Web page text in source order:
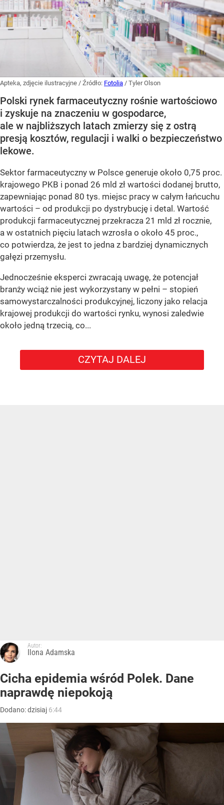
Apteka, zdjęcie ilustracyjne / Źródło: Fotolia / Tyler Olson
Polski rynek farmaceutyczny rośnie wartościowo
i zyskuje na znaczeniu w gospodarce,
ale w najbliższych latach zmierzy się z ostrą
presją kosztów, regulacji i walki o bezpieczeństwo
lekowe.
Sektor farmaceutyczny w Polsce generuje około 0,75 proc.
krajowego PKB i ponad 26 mld zł wartości dodanej brutto,
zapewniając ponad 80 tys. miejsc pracy w całym łańcuchu
wartości – od produkcji po dystrybucję i detal. Wartość
produkcji farmaceutycznej przekracza 21 mld zł rocznie,
a w ostatnich pięciu latach wzrosła o około 45 proc.,
co potwierdza, że jest to jedna z bardziej dynamicznych
gałęzi przemysłu.
Jednocześnie eksperci zwracają uwagę, że potencjał
branży wciąż nie jest wykorzystany w pełni – stopień
samowystarczalności produkcyjnej, liczony jako relacja
krajowej produkcji do wartości rynku, wynosi zaledwie
około jedną trzecią, co...
CZYTAJ DALEJ
Autor:
Ilona Adamska
Cicha epidemia wśród Polek. Dane
naprawdę niepokoją
Dodano:dzisiaj 6:44